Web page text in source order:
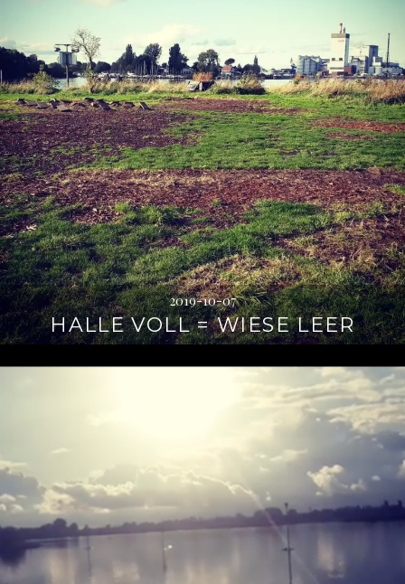
2019-10-07
HALLE VOLL = WIESE LEER